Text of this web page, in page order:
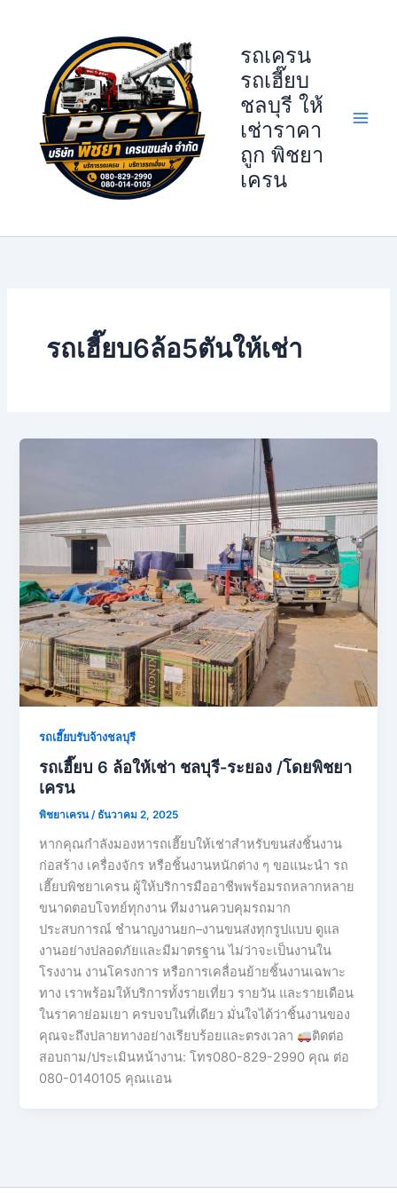
รถเครน
รถเฮี๊ยบ
ชลบุรี ให้
เช่าราคา
ถูก พิชยา
เครน
รถเฮี๊ยบ6ล้อ5ตันให้เช่า
รถเฮี๊ยบรับจ้างชลบุรี
รถเฮี๊ยบ 6 ล้อให้เช่า ชลบุรี-ระยอง /โดยพิชยา
เครน
พิชยาเครน/ ธันวาคม 2, 2025
หากคุณกำลังมองหารถเฮี๊ยบให้เช่าสำหรับขนส่งชิ้นงาน
ก่อสร้าง เครื่องจักร หรือชิ้นงานหนักต่าง ๆ ขอแนะนำ รถ
เฮี๊ยบพิชยาเครน ผู้ให้บริการมืออาชีพพร้อมรถหลากหลาย
ขนาดตอบโจทย์ทุกงาน ทีมงานควบคุมรถมาก
ประสบการณ์ ชำนาญงานยก–งานขนส่งทุกรูปแบบ ดูแล
งานอย่างปลอดภัยและมีมาตรฐาน ไม่ว่าจะเป็นงานใน
โรงงาน งานโครงการ หรือการเคลื่อนย้ายชิ้นงานเฉพาะ
ทาง เราพร้อมให้บริการทั้งรายเที่ยว รายวัน และรายเดือน
ในราคาย่อมเยา ครบจบในที่เดียว มั่นใจได้ว่าชิ้นงานของ
คุณจะถึงปลายทางอย่างเรียบร้อยและตรงเวลา
ติดต่อ
สอบถาม/ประเมินหน้างาน: โทร080-829-2990 คุณ ต่อ
080-0140105 คุณเเอน